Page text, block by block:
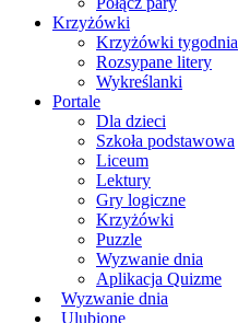
Krzyżówki
Krzyżówki tygodnia
Rozsypane litery
Wykreślanki
Portale
Dla dzieci
Szkoła podstawowa
Liceum
Lektury
Gry logiczne
Krzyżówki
Puzzle
Wyzwanie dnia
Aplikacja Quizme
Wyzwanie dnia
Ulubione